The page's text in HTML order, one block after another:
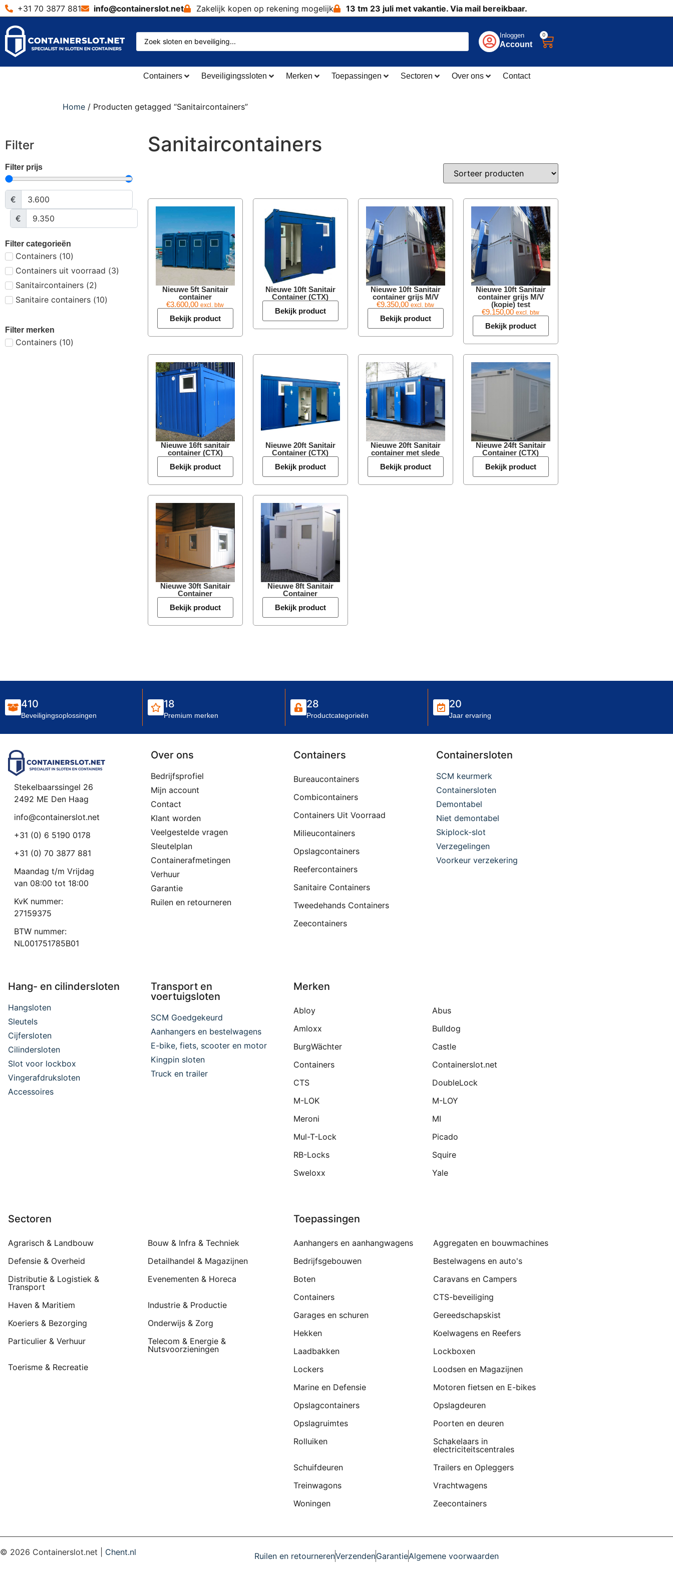
+31 70 3877 881 info@containerslot.net Zakelijk kopen op rekening mogelijk 13 tm 23 juli met vakantie. Via mail bereikbaar.
Inloggen
Account
0
Containers Beveiligingssloten Merken Toepassingen Sectoren Over ons Contact
Home / Producten getagged “Sanitaircontainers”
Filter
Filter prijs
€
€
Filter categorieën
Containers (10)
Containers uit voorraad (3)
Sanitaircontainers (2)
Sanitaire containers (10)
Filter merken
Containers (10)
Sanitaircontainers
Nieuwe 5ft Sanitair
container
€3.600,00 excl. btw
Bekijk product
Nieuwe 10ft Sanitair
Container (CTX)
Bekijk product
Nieuwe 10ft Sanitair
container grijs M/V
€9.350,00 excl. btw
Bekijk product
Nieuwe 10ft Sanitair
container grijs M/V
(kopie) test
€9.150,00 excl. btw
Bekijk product
Nieuwe 16ft sanitair
container (CTX)
Bekijk product
Nieuwe 20ft Sanitair
Container (CTX)
Bekijk product
Nieuwe 20ft Sanitair
container met slede
Bekijk product
Nieuwe 24ft Sanitair
Container (CTX)
Bekijk product
Nieuwe 30ft Sanitair
Container
Bekijk product
Nieuwe 8ft Sanitair
Container
Bekijk product
410
Beveiligingsoplossingen
18
Premium merken
28
Productcategorieën
20
Jaar ervaring
Stekelbaarssingel 26
2492 ME Den Haag
info@containerslot.net
+31 (0) 6 5190 0178
+31 (0) 70 3877 881
Maandag t/m Vrijdag
van 08:00 tot 18:00
KvK nummer:
27159375
BTW nummer:
NL001751785B01
Over ons
Bedrijfsprofiel
Mijn account
Contact
Klant worden
Veelgestelde vragen
Sleutelplan
Containerafmetingen
Verhuur
Garantie
Ruilen en retourneren
Containers
Bureaucontainers
Combicontainers
Containers Uit Voorraad
Milieucontainers
Opslagcontainers
Reefercontainers
Sanitaire Containers
Tweedehands Containers
Zeecontainers
Containersloten
SCM keurmerk
Containersloten
Demontabel
Niet demontabel
Skiplock-slot
Verzegelingen
Voorkeur verzekering
Hang- en cilindersloten
Hangsloten
Sleutels
Cijfersloten
Cilindersloten
Slot voor lockbox
Vingerafdruksloten
Accessoires
Transport en
voertuigsloten
SCM Goedgekeurd
Aanhangers en bestelwagens
E-bike, fiets, scooter en motor
Kingpin sloten
Truck en trailer
Merken
Abloy
Abus
Amloxx
Bulldog
BurgWächter
Castle
Containers
Containerslot.net
CTS
DoubleLock
M-LOK
M-LOY
Meroni
MI
Mul-T-Lock
Picado
RB-Locks
Squire
Sweloxx
Yale
Sectoren
Agrarisch & Landbouw
Bouw & Infra & Techniek
Defensie & Overheid
Detailhandel & Magazijnen
Distributie & Logistiek &
Transport
Evenementen & Horeca
Haven & Maritiem
Industrie & Productie
Koeriers & Bezorging
Onderwijs & Zorg
Particulier & Verhuur
Telecom & Energie &
Nutsvoorzieningen
Toerisme & Recreatie
Toepassingen
Aanhangers en aanhangwagens
Aggregaten en bouwmachines
Bedrijfsgebouwen
Bestelwagens en auto's
Boten
Caravans en Campers
Containers
CTS-beveiliging
Garages en schuren
Gereedschapskist
Hekken
Koelwagens en Reefers
Laadbakken
Lockboxen
Lockers
Loodsen en Magazijnen
Marine en Defensie
Motoren fietsen en E-bikes
Opslagcontainers
Opslagdeuren
Opslagruimtes
Poorten en deuren
Rolluiken
Schakelaars in
electriciteitscentrales
Schuifdeuren
Trailers en Opleggers
Treinwagons
Vrachtwagens
Woningen
Zeecontainers
© 2026 Containerslot.net | Chent.nl Ruilen en retournerenVerzendenGarantieAlgemene voorwaarden